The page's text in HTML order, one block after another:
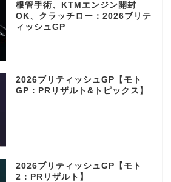
根管手術、KTMエンジン開封
OK、クラッチロー：2026ブリテ
ィッシュGP
2026ブリティッシュGP【モト
GP：PRリザルト&トピックス】
2026ブリティッシュGP【モト
2：PRリザルト】